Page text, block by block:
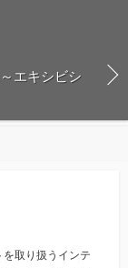
エキシビシ
取り扱うインテ